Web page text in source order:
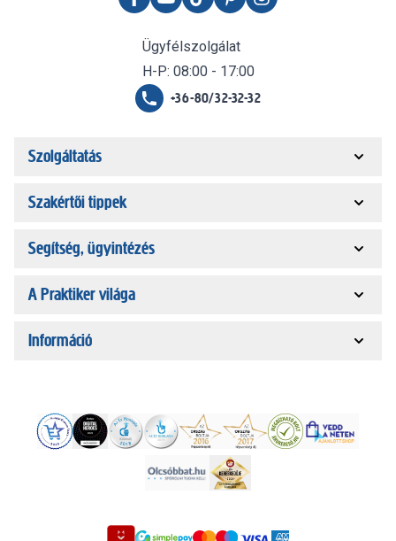
Ügyfélszolgálat
H-P: 08:00 - 17:00
+36-80/32-32-32
Szolgáltatás
Szakértői tippek
Segítség, ügyintézés
A Praktiker világa
Információ